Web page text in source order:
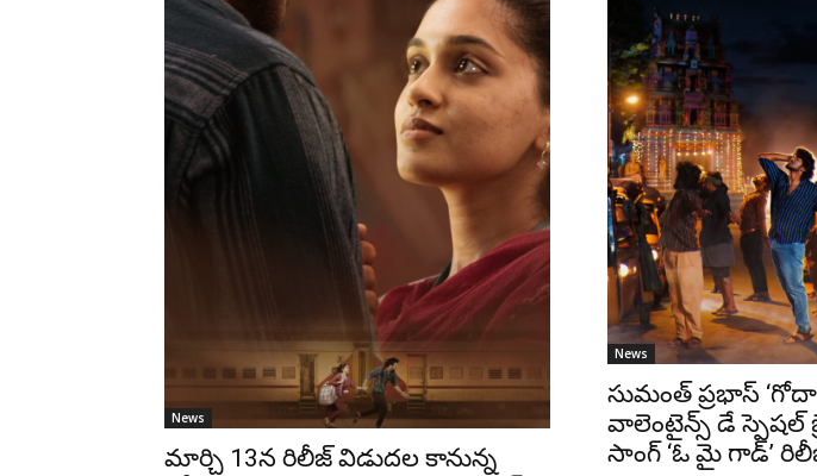
News
మార్చి 13న రిలీజ్ విడుదల కానున్న
News
సుమంత్ ప్రభాస్
వాలెంటైన్స్ డే స్పెషల్
సాంగ్ ‘ఓ మై గాడ్’